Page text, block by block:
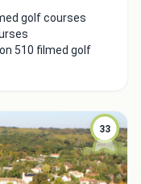
golf courses
510 filmed golf
33